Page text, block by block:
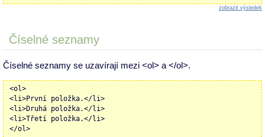
zobrazit výsledek
Číselné seznamy
Číselné seznamy se uzavírají mezi <ol> a </ol>.
<ol>
<li>První položka.</li>
<li>Druhá položka.</li>
<li>Třetí položka.</li>
</ol>